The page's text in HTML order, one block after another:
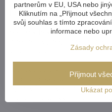
Pokud si z naší nabídky
pro vás svítidlo zcela na
obrázek/fotka, jak si lustr
změny nebo lustr na míru
by se vám stavba nebo
partnerům v EU, USA nebo
Kliknutím na „Přijmout
svůj souhlas s tímto
informace nebo
Zásady
Ukázat
Přijmout